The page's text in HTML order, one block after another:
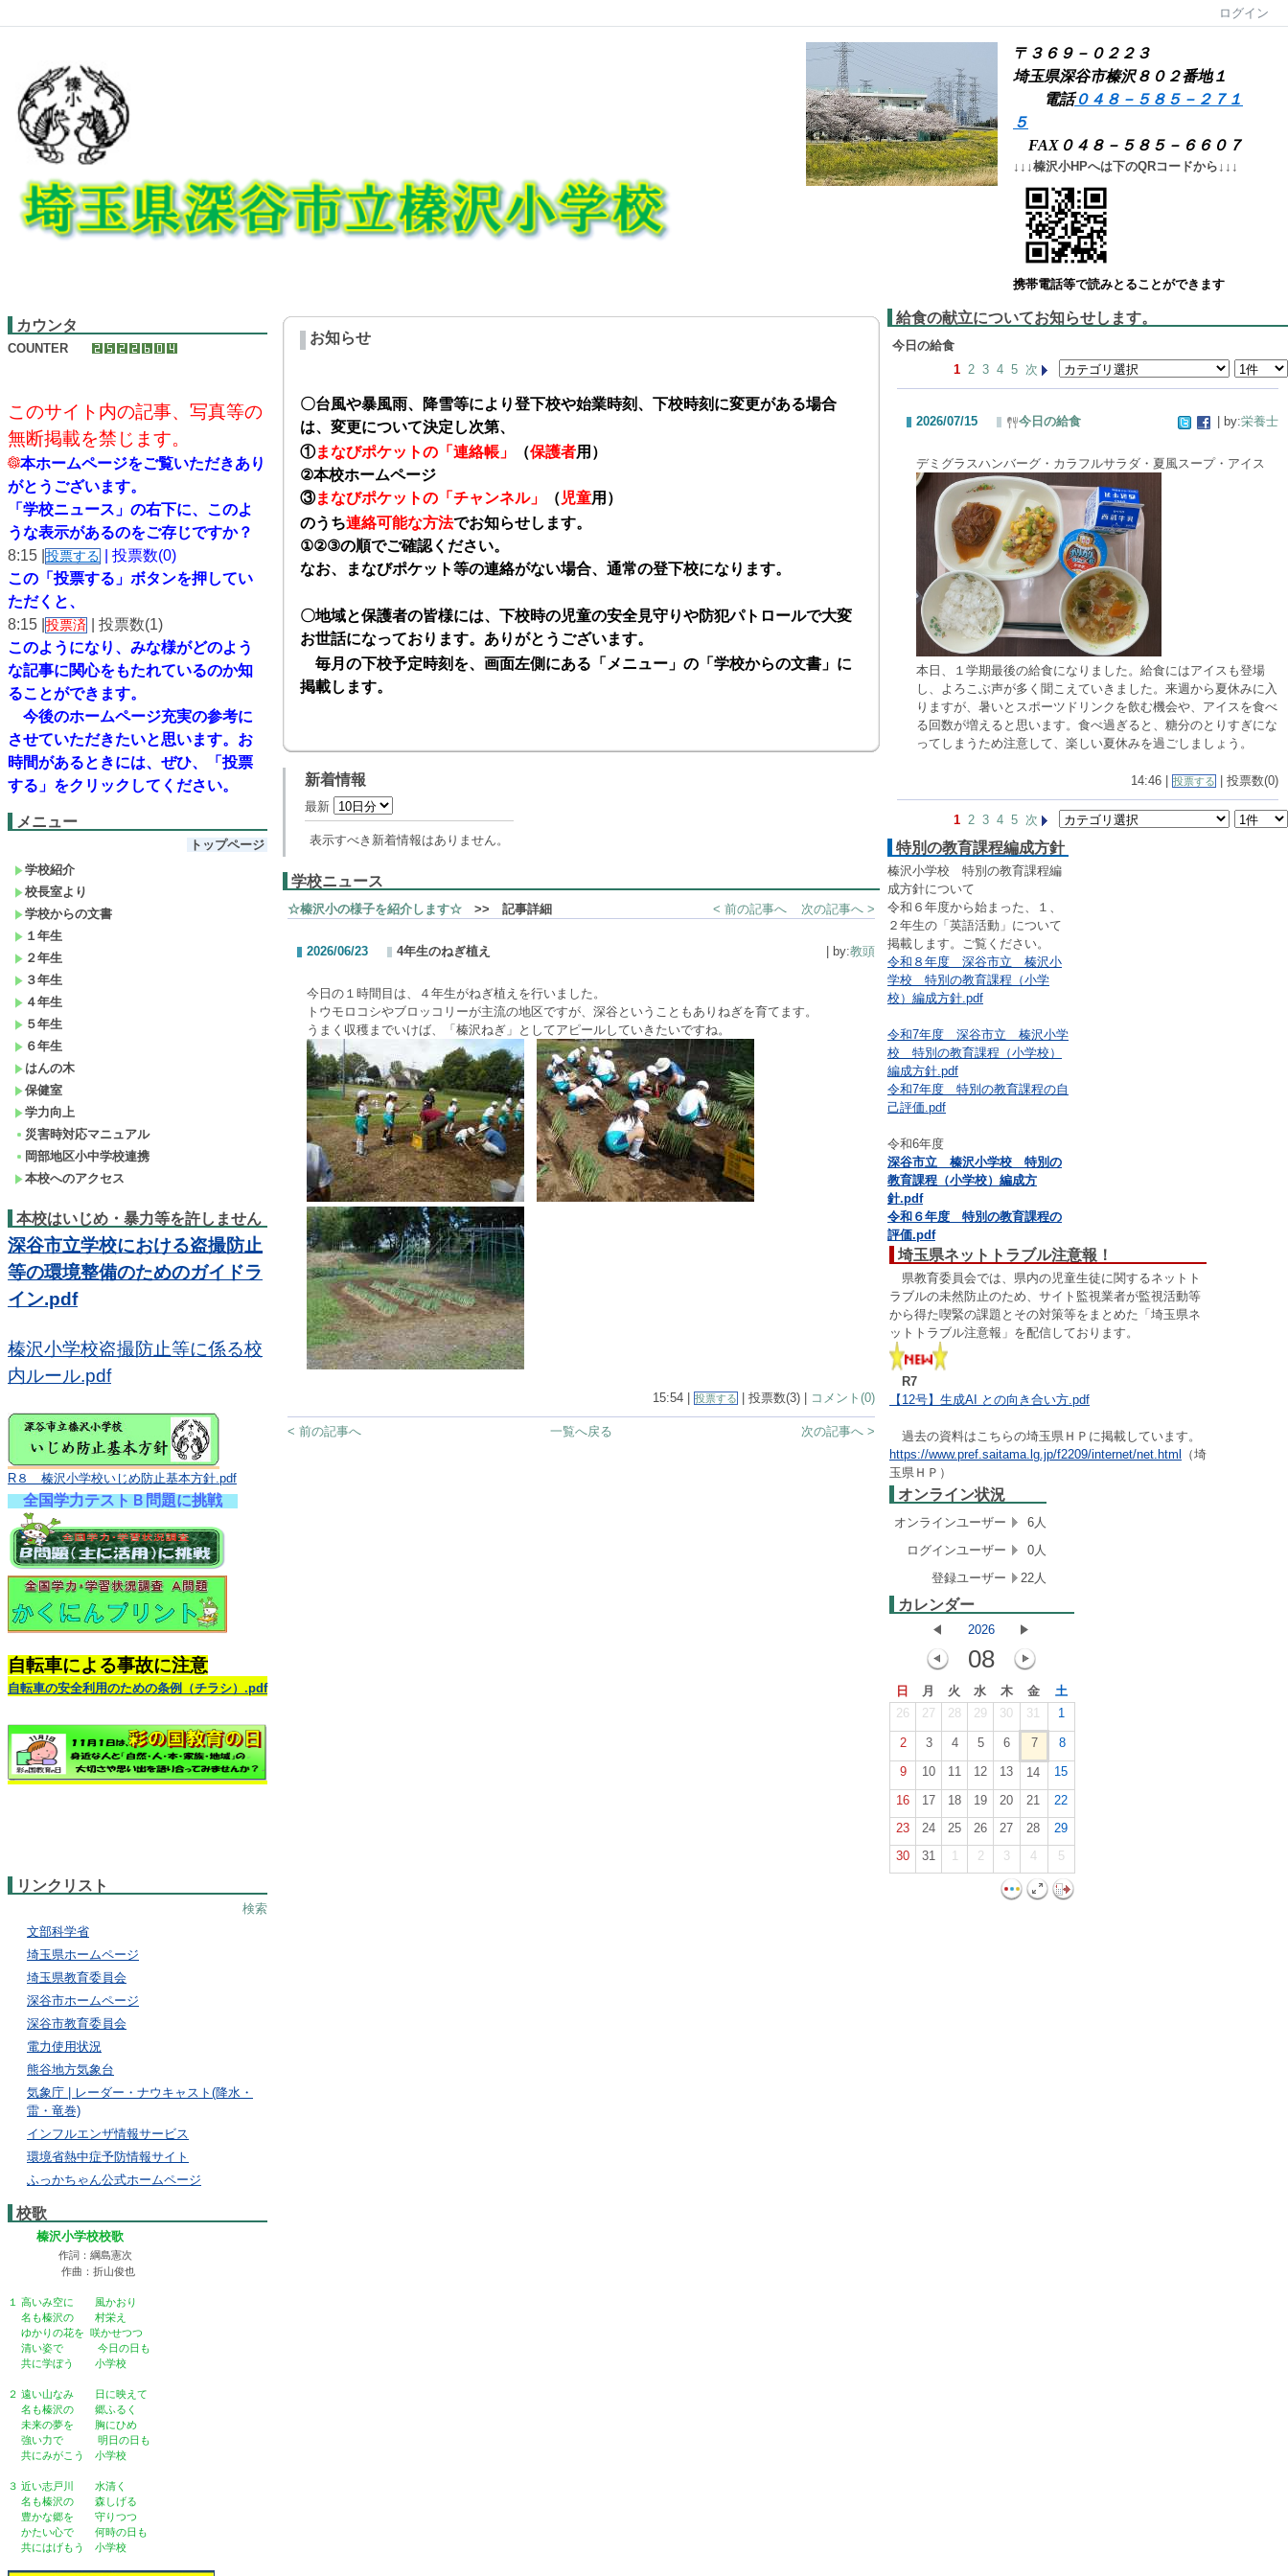
ログイン
〒３６９－０２２３
埼玉県深谷市榛沢８０２番地１
電話０４８－５８５－２７１
５
FAX０４８－５８５－６６０７
↓↓↓榛沢小HPへは下のQRコードから↓↓↓
携帯電話等で読みとることができます
カウンタ
COUNTER
このサイト内の記事、写真等の
無断掲載を禁じます。
本ホームページをご覧いただきあり
がとうございます。
「学校ニュース」の右下に、このよ
うな表示があるのをご存じですか？
8:15 | 投票する
| 投票数(0)
この「投票する」ボタンを押してい
ただくと、
8:15 | 投票済
| 投票数(1)
このようになり、 みな様がどのよう
な記事に関心をもたれているのか知
ることができます。
今後のホームページ充実の参考に
させていただきたいと思います。 お
時間があるときには、ぜひ、「投票
する」をクリックしてください。
メニュー
トップページ
学校紹介
校長室より
学校からの文書
１年生
２年生
３年生
４年生
５年生
６年生
はんの木
保健室
学力向上
災害時対応マニュアル
岡部地区小中学校連携
本校へのアクセス
本校はいじめ・暴力等を許しません
深谷市立学校における盗撮防止
等の環境整備のためのガイドラ
イン.pdf
榛沢小学校盗撮防止等に係る校
内ルール.pdf
R８ 榛沢小学校いじめ防止基本方針.pdf
全国学力テストＢ問題に挑戦
自転車による事故に注意
自転車の安全利用のための条例（チラシ）.pdf
リンクリスト
検索
文部科学省
埼玉県ホームページ
埼玉県教育委員会
深谷市ホームページ
深谷市教育委員会
電力使用状況
熊谷地方気象台
気象庁 | レーダー・ナウキャスト(降水・
雷・竜巻)
インフルエンザ情報サービス
環境省熱中症予防情報サイト
ふっかちゃん公式ホームページ
校歌
榛沢小学校校歌
作詞：綱島憲次
作曲：折山俊也
１ 高いみ空に 風かおり
名も榛沢の 村栄え
ゆかりの花を 咲かせつつ
清い姿で 今日の日も
共に学ぼう 小学校
２ 遠い山なみ 日に映えて
名も榛沢の 郷ふるく
未来の夢を 胸にひめ
強い力で 明日の日も
共にみがこう 小学校
３ 近い志戸川 水清く
名も榛沢の 森しげる
豊かな郷を 守りつつ
かたい心で 何時の日も
共にはげもう 小学校
お知らせ
〇台風や暴風雨、 降雪等により登下校や始業時刻、下校時刻に変更がある場合
は、変更について決定し次第、
①まなびポケットの「連絡帳」 （保護者用）
②本校ホームページ
③まなびポケットの「チャンネル」 （ 児童用）
のうち連絡可能な方法でお知らせします。
①②③の順でご確認ください。
なお、まなびポケット等の連絡がない場合、通常の登下校になります。
〇地域と保護者の皆様には、下校時の児童の安全見守りや防犯パトロールで大変
お世話になっております。ありがとうございます。
毎月の下校予定時刻を、画面左側にある「メニュー」の「学校からの文書」に
掲載します。
新着情報
最新
表示すべき新着情報はありません。
学校ニュース
☆榛沢小の様子を紹介します☆ >> 記事詳細 < 前の記事へ 次の記事へ >
2026/06/23 4年生のねぎ植え | by:教頭
今日の１時間目は、４年生がねぎ植えを行いました。
トウモロコシやブロッコリーが主流の地区ですが、深谷ということもありねぎを育てます。
うまく収穫までいけば、「榛沢ねぎ」としてアピールしていきたいですね。
15:54 | 投票する | 投票数(3) | コメント(0)
< 前の記事へ 次の記事へ >
一覧へ戻る
給食の献立についてお知らせします。
今日の給食
1 2 3 4 5 次
2026/07/15 今日の給食 | by:栄養士
デミグラスハンバーグ・カラフルサラダ・夏風スープ・アイス
本日、１学期最後の給食になりました。給食にはアイスも登場
し、よろこぶ声が多く聞こえていきました。来週から夏休みに入
りますが、暑いとスポーツドリンクを飲む機会や、アイスを食べ
る回数が増えると思います。食べ過ぎると、糖分のとりすぎにな
ってしまうため注意して、楽しい夏休みを過ごしましょう。
14:46 | 投票する | 投票数(0)
1 2 3 4 5 次
特別の教育課程編成方針
榛沢小学校 特別の教育課程編
成方針について
令和６年度から始まった、１、
２年生の「英語活動」について
掲載します。ご覧ください。
令和８年度 深谷市立 榛沢小
学校 特別の教育課程（小学
校）編成方針.pdf
令和7年度 深谷市立 榛沢小学
校 特別の教育課程（小学校）
編成方針.pdf
令和7年度 特別の教育課程の自
己評価.pdf
令和6年度
深谷市立 榛沢小学校 特別の
教育課程（小学校）編成方
針.pdf
令和６年度 特別の教育課程の
評価.pdf
埼玉県ネットトラブル注意報！
県教育委員会では、県内の児童生徒に関するネットト
ラブルの未然防止のため、サイト監視業者が監視活動等
から得た喫緊の課題とその対策等をまとめた「埼玉県ネ
ットトラブル注意報」を配信しております。
R7
【12号】生成AI との向き合い方.pdf
過去の資料はこちらの埼玉県ＨＰに掲載しています。
https://www.pref.saitama.lg.jp/f2209/internet/net.html
（埼
玉県ＨＰ）
オンライン状況
オンラインユーザー
6人
ログインユーザー
0人
登録ユーザー
22人
カレンダー
2026
08
日 月 火 水 木 金
土
26
27 28 29 30 31 1
2 3 4 5 6 7
8
9
10 11 12 13 14
15
16
17 18 19 20 21
22
23
24 25 26 27 28
29
30
31 1 2 3 4 5